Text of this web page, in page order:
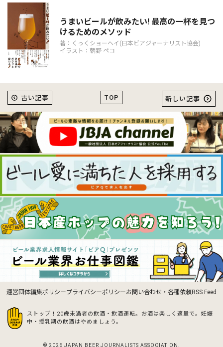
うまいビールが飲みたい! 最高の一杯を見つ
けるためのメソッド
著：くっくショーヘイ(日本ビアジャーナリスト協会)
イラスト：朝野 ペコ
TOP
古い記事 新しい記事
運営団体編集ポリシープライバシーポリシーお問い合わせ・各種依頼RSS Feed
ストップ！20歳未満者の飲酒・飲酒運転。お酒は楽しく適量で。 妊娠
中・授乳期の飲酒はやめましょう。
© 2026 JAPAN BEER JOURNALISTS ASSOCIATION.